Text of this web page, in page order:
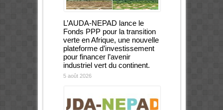
L’AUDA-NEPAD lance le
Fonds PPP pour la transition
verte en Afrique, une nouvelle
plateforme d’investissement
pour financer l’avenir
industriel vert du continent.
5 août 2026